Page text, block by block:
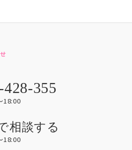
428-355
18:00
相談する
18:00